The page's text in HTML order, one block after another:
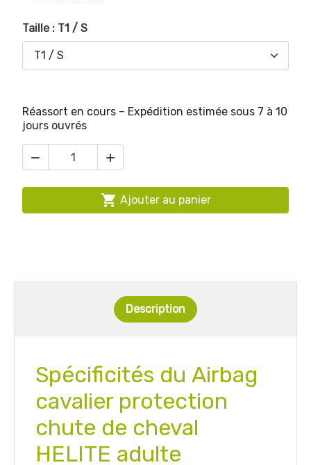
Taille : T1 / S
Réassort en cours – Expédition estimée sous 7 à 10
jours ouvrés
 
 Ajouter au panier
Description
Spécificités du Airbag
cavalier protection
chute de cheval
HELITE adulte